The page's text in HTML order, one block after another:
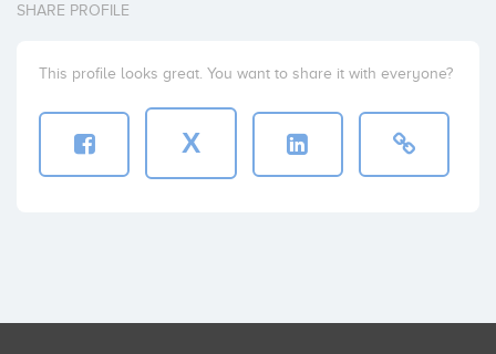
SHARE PROFILE
This profile looks great. You want to share it with everyone?
X